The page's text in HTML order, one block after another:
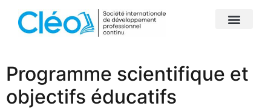
Programme scientifique et
objectifs éducatifs